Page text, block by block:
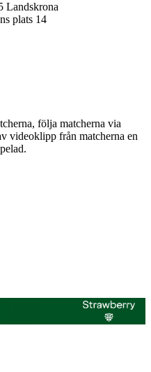
Landskrona
plats 14
följa matcherna via
videoklipp från matcherna en